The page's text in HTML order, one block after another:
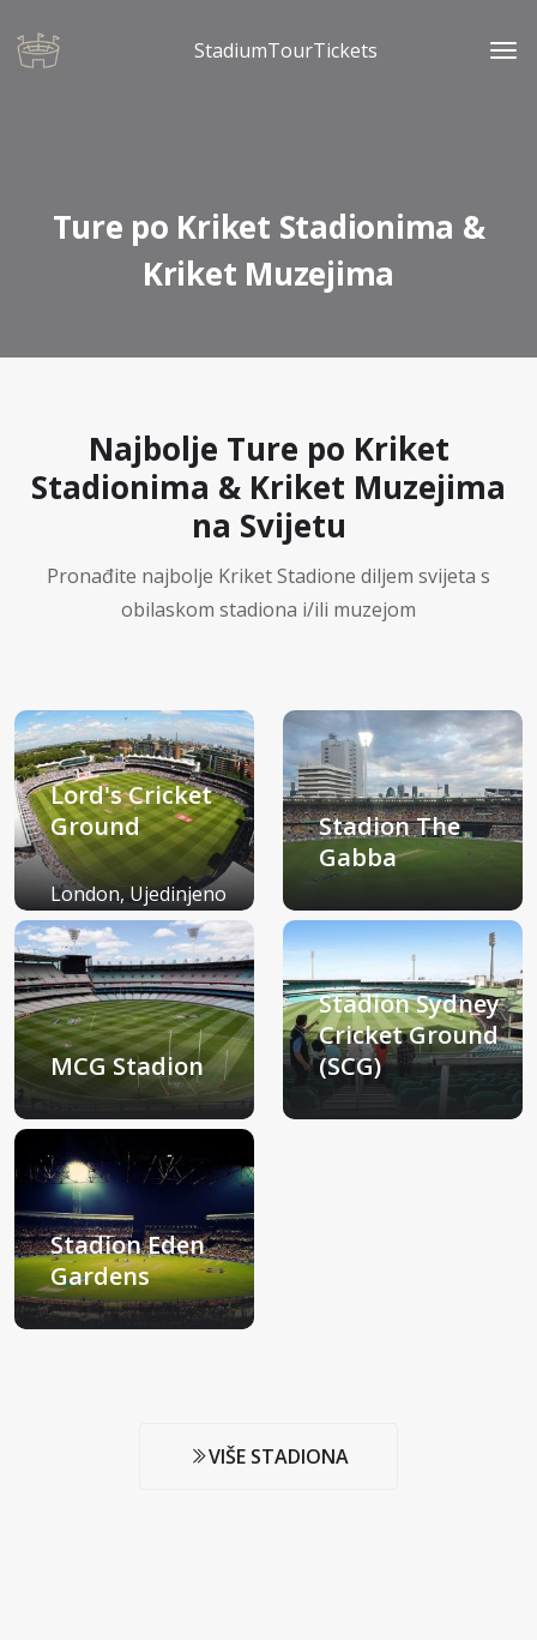
StadiumTourTickets
Ture po Kriket Stadionima &
Kriket Muzejima
Najbolje Ture po Kriket
Stadionima & Kriket Muzejima
na Svijetu
Pronađite najbolje Kriket Stadione diljem svijeta s
obilaskom stadiona i/ili muzejom
Lord's Cricket
Ground
London, Ujedinjeno
Kraljevstvo
Stadion The
Gabba
Brisbane, Australija
MCG Stadion
Melbourne, Australija
Stadion Sydney
Cricket Ground
(SCG)
Stadion Eden
Gardens
VIŠE STADIONA